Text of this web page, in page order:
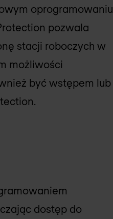
oprogramowaniu
pozwala
stacji roboczych w
możliwości
być wstępem lub
dostęp do